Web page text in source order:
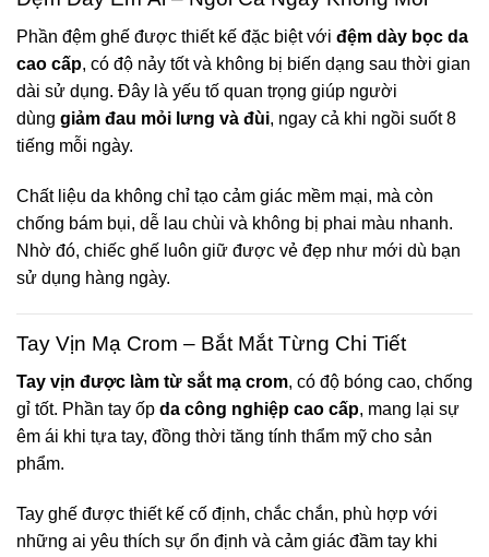
Phần đệm ghế được thiết kế đặc biệt với đệm dày bọc da
cao cấp, có độ nảy tốt và không bị biến dạng sau thời gian
dài sử dụng. Đây là yếu tố quan trọng giúp người
dùng giảm đau mỏi lưng và đùi, ngay cả khi ngồi suốt 8
tiếng mỗi ngày.
Chất liệu da không chỉ tạo cảm giác mềm mại, mà còn
chống bám bụi, dễ lau chùi và không bị phai màu nhanh.
Nhờ đó, chiếc ghế luôn giữ được vẻ đẹp như mới dù bạn
sử dụng hàng ngày.
Tay Vịn Mạ Crom – Bắt Mắt Từng Chi Tiết
Tay vịn được làm từ sắt mạ crom, có độ bóng cao, chống
gỉ tốt. Phần tay ốp da công nghiệp cao cấp, mang lại sự
êm ái khi tựa tay, đồng thời tăng tính thẩm mỹ cho sản
phẩm.
Tay ghế được thiết kế cố định, chắc chắn, phù hợp với
những ai yêu thích sự ổn định và cảm giác đầm tay khi